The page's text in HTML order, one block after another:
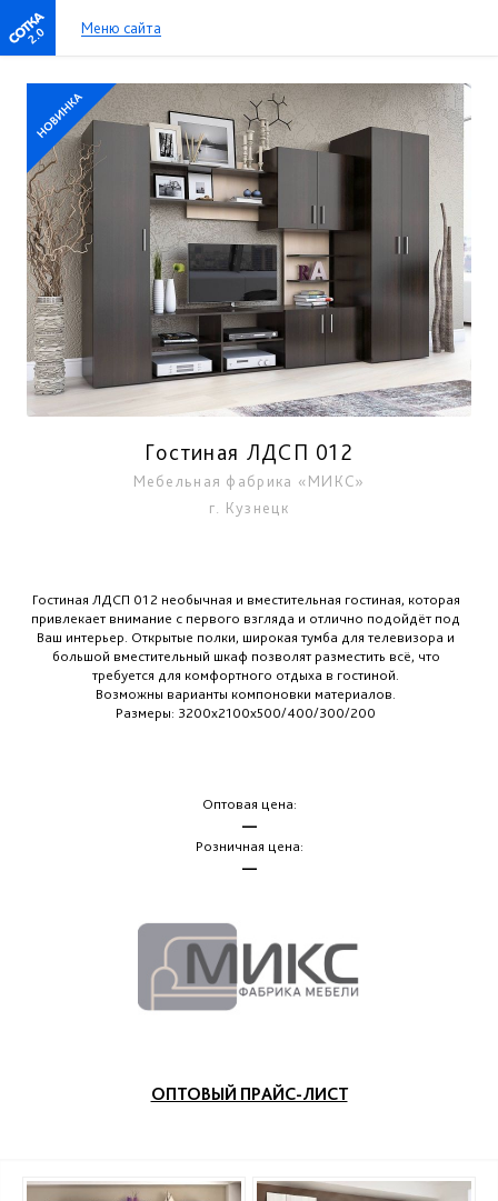
2.0 Меню сайта
Гостиная ЛДСП 012
Мебельная фабрика «МИКС»
г. Кузнецк
Гостиная ЛДСП 012 необычная и вместительная гостиная, которая
привлекает внимание с первого взгляда и отлично подойдёт под
Ваш интерьер. Открытые полки, широкая тумба для телевизора и
большой вместительный шкаф позволят разместить всё, что
требуется для комфортного отдыха в гостиной.
Возможны варианты компоновки материалов.
Размеры: 3200х2100х500/400/300/200
Оптовая цена:
—
Розничная цена:
—
ОПТОВЫЙ ПРАЙС-ЛИСТ